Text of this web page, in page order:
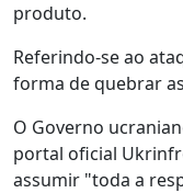
produto.
Referindo-se ao
forma de quebrar
O Governo
portal oficial
assumir "toda a